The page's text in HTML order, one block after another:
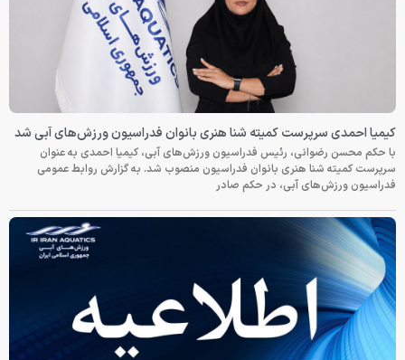
کیمیا احمدی سرپرست کمیته شنا هنری بانوان فدراسیون ورزش‌های آبی شد
با حکم محسن رضوانی، رئیس فدراسیون ورزش‌های آبی، کیمیا احمدی به عنوان
سرپرست کمیته شنا هنری بانوان فدراسیون منصوب شد. به گزارش روابط عمومی
فدراسیون ورزش‌های آبی، در حکم صادر